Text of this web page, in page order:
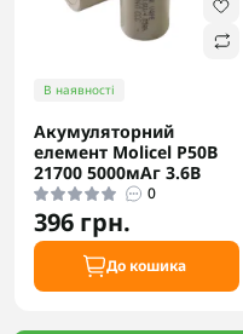
В наявності
Акумуляторний
елемент Molicel P50B
21700 5000мАг 3.6В
0
396 грн.
До кошика